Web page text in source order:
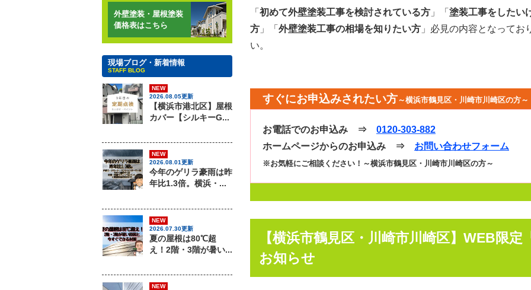
「 初めて外壁塗装工事を検討されている方 」「 塗装工事をしたい
方 」「 外壁塗装工事の相場を知りたい方 」必見の内容となって
い。
すぐにお申込みされたい方～横浜市鶴見区・川崎市川崎区の方～
お電話でのお申込み ⇒ 0120-303-882
ホームページからのお申込み ⇒ お問い合わせフォーム
※お気軽にご相談ください！～横浜市鶴見区・川崎市川崎区の方～
【横浜市鶴見区・川崎市川崎区】WEB限
お知らせ
外壁塗装・屋根塗装
価格表はこちら
現場ブログ・新着情報
STAFF BLOG
NEW
2026.08.05更新
【横浜市港北区】屋根
カバー【シルキーG...
NEW
2026.08.01更新
今年のゲリラ豪雨は昨
年比1.3倍。横浜・...
NEW
2026.07.30更新
夏の屋根は80℃超
え！2階・3階が暑い...
NEW